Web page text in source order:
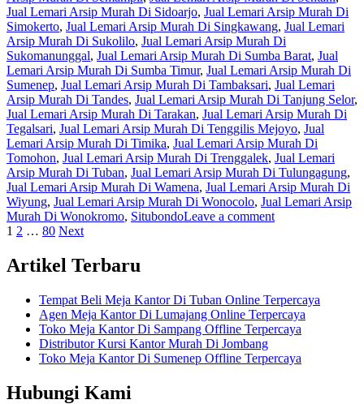
Jual Lemari Arsip Murah Di Sidoarjo, Jual Lemari Arsip Murah Di
Simokerto, Jual Lemari Arsip Murah Di Singkawang, Jual Lemari
Arsip Murah Di Sukolilo, Jual Lemari Arsip Murah Di
Sukomanunggal, Jual Lemari Arsip Murah Di Sumba Barat, Jual
Lemari Arsip Murah Di Sumba Timur, Jual Lemari Arsip Murah Di
Sumenep, Jual Lemari Arsip Murah Di Tambaksari, Jual Lemari
Arsip Murah Di Tandes, Jual Lemari Arsip Murah Di Tanjung Selor,
Jual Lemari Arsip Murah Di Tarakan, Jual Lemari Arsip Murah Di
Tegalsari, Jual Lemari Arsip Murah Di Tenggilis Mejoyo, Jual
Lemari Arsip Murah Di Timika, Jual Lemari Arsip Murah Di
Tomohon, Jual Lemari Arsip Murah Di Trenggalek, Jual Lemari
Arsip Murah Di Tuban, Jual Lemari Arsip Murah Di Tulungagung,
Jual Lemari Arsip Murah Di Wamena, Jual Lemari Arsip Murah Di
Wiyung, Jual Lemari Arsip Murah Di Wonocolo, Jual Lemari Arsip
Murah Di Wonokromo, SitubondoLeave a comment
Posts
navigation
1 2 … 80 Next
Artikel Terbaru
Tempat Beli Meja Kantor Di Tuban Online Terpercaya
Agen Meja Kantor Di Lumajang Online Terpercaya
Toko Meja Kantor Di Sampang Offline Terpercaya
Distributor Kursi Kantor Murah Di Jombang
Toko Meja Kantor Di Sumenep Offline Terpercaya
Hubungi Kami